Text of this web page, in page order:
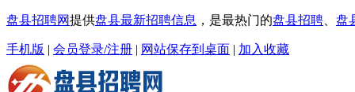
盘县招聘网提供盘县最新招聘信息 ，是最热门的盘县招聘 盘
手机版 | 会员登录/注册 | 网站保存到桌面 | 加入收藏